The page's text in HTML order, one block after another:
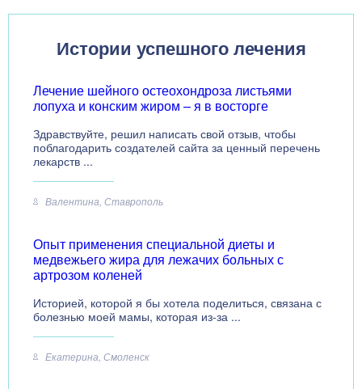
Истории успешного лечения
Лечение шейного остеохондроза листьями
лопуха и конским жиром – я в восторге
Здравствуйте, решил написать свой отзыв, чтобы
поблагодарить создателей сайта за ценный перечень
лекарств ...
Валентина, Ставрополь
Опыт применения специальной диеты и
медвежьего жира для лежачих больных с
артрозом коленей
Историей, которой я бы хотела поделиться, связана с
болезнью моей мамы, которая из-за ...
Екатерина, Смоленск